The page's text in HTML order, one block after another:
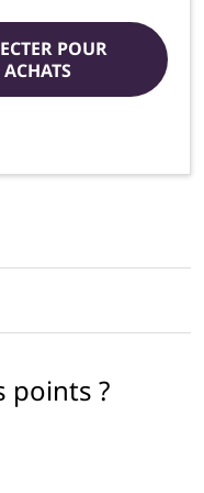
POUR
points ?